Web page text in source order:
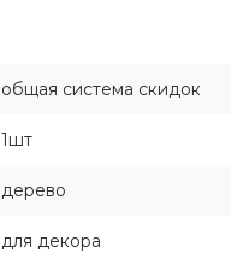
общая система скидок
1шт
дерево
для декора